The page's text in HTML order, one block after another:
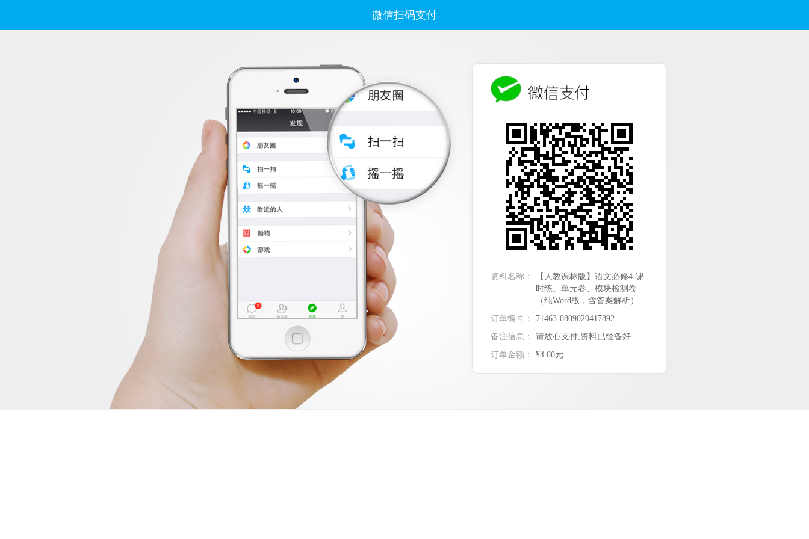
微信扫码支付
资料名称：
【人教课标版】语文必修4-课
时练、单元卷、模块检测卷
（纯Word版，含答案解析）
订单编号：
71463-0809020417892
备注信息：
请放心支付,资料已经备好
订单金额：
¥4.00元
实付金额： 4.00